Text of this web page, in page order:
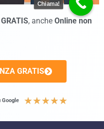
, anche Online non
GRATIS
Google ★★★★★
Chiama!